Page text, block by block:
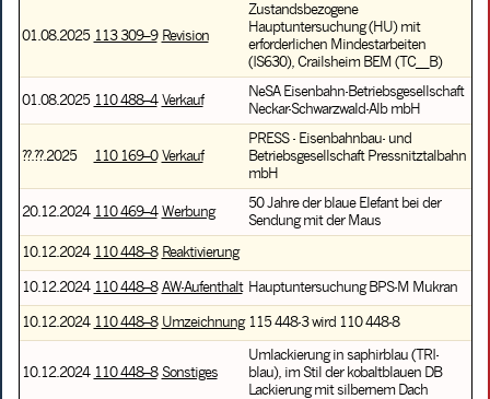
01.08.2025 113 309–9 Revision
Zustandsbezogene
Hauptuntersuchung (HU) mit
erforderlichen Mindestarbeiten
(IS630), Crailsheim BEM (TC__B)
01.08.2025 110 488–4 Verkauf
NeSA Eisenbahn-Betriebsgesellschaft
Neckar-Schwarzwald-Alb mbH
??.??.2025 110 169–0 Verkauf
PRESS - Eisenbahnbau- und
Betriebsgesellschaft Pressnitztalbahn
mbH
20.12.2024 110 469–4 Werbung
50 Jahre der blaue Elefant bei der
Sendung mit der Maus
10.12.2024 110 448–8 Reaktivierung
10.12.2024 110 448–8 AW-Aufenthalt Hauptuntersuchung BPS-M Mukran
10.12.2024 110 448–8 Umzeichnung 115 448-3 wird 110 448-8
10.12.2024 110 448–8 Sonstiges
Umlackierung in saphirblau (TRI-
blau), im Stil der kobaltblauen DB
Lackierung mit silbernem Dach